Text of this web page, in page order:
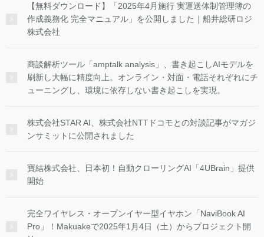
【無料ダウンロード】「2025年4月施行 実運送体制管理簿の
作成義務化 完全マニュアル」を公開しました｜船井総研ロジ
株式会社
商談解析ツール「amptalk analysis」、書き起こしAIモデルを
刷新し大幅に精度向上。オンライン・対面・電話それぞれにチ
ューニングし、環境に依存しない書き起こしを実現。
株式会社STAR AI、株式会社NTTドコモとの対談記事がマガジ
ンサミットに公開されました
寶結株式会社、日本初！自動クローリングAI「4UBrain」提供
開始
完全ワイヤレス・オープンイヤー型イヤホン「NaviBook AI
Pro」！Makuakeで2025年1月4日（土）からプロジェクト開